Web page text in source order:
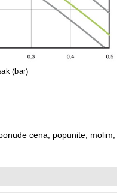
(bar)
cena, popunite, molim,